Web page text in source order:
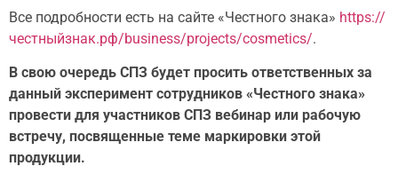
Все подробности есть на сайте «Честного знака» https://
честныйзнак.рф/business/projects/cosmetics/.
В свою очередь СПЗ будет просить ответственных за
данный эксперимент сотрудников «Честного знака»
провести для участников СПЗ вебинар или рабочую
встречу, посвященные теме маркировки этой
продукции.